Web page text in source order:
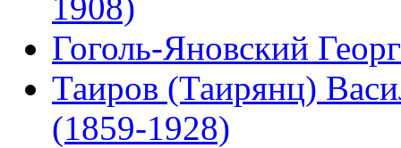
Гоголь-Яновский
Таиров (Таирянц)
(1859-1928)